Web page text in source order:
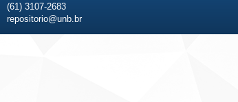
(61) 3107-2683
repositorio@unb.br